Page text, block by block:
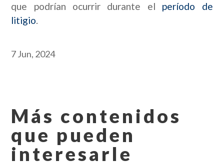
que podrían ocurrir durante el período de
litigio.
7 Jun, 2024
Más contenidos
que pueden
interesarle